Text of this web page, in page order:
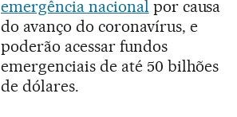
emergência nacional por causa
do avanço do coronavírus, e
poderão acessar fundos
emergenciais de até 50 bilhões
de dólares.